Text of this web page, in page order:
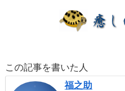
この記事を書いた人
福之助